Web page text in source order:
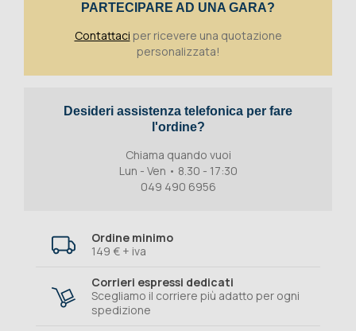
PARTECIPARE AD UNA GARA?
Contattaci per ricevere una quotazione
personalizzata!
Desideri assistenza telefonica per fare
l'ordine?
Chiama quando vuoi
Lun - Ven • 8.30 - 17:30
049 490 6956
Ordine minimo
149 € + iva
Corrieri espressi dedicati
Scegliamo il corriere più adatto per ogni
spedizione